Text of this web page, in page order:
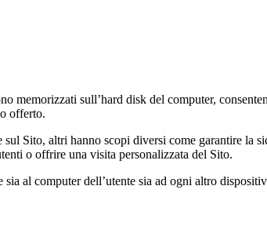
sull’hard disk del computer,
offerto.
Sito, altri hanno scopi diversi come garantire la
o offrire una visita personalizzata del Sito.
al computer dell’utente sia ad ogni altro